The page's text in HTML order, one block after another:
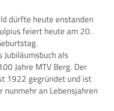
dürfte heute enstanden
feiert heute am 20.
als
Jahre MTV Berg. Der
1922 gegründet und ist
an Lebensjahren